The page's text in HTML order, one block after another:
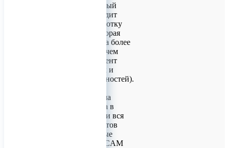
Высококачественный
инструмент проходит
уникальную обработку
поверхностей, которая
сохраняет свойства более
длительное время чем
обычный инструмент
(касается режущих и
сверлящих поверхностей).
Дентальная система
КОНМЕТ перешла в
цифровой формат и вся
линейка имплантатов
внесена в цифровые
библиотеки CAD/CAM